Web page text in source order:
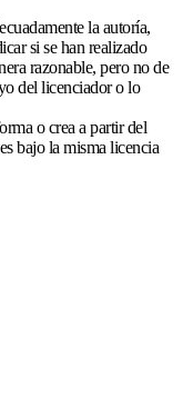
la autoría,
si se han realizado
razonable, pero no de
del licenciador o lo
o crea a partir del
bajo la misma licencia